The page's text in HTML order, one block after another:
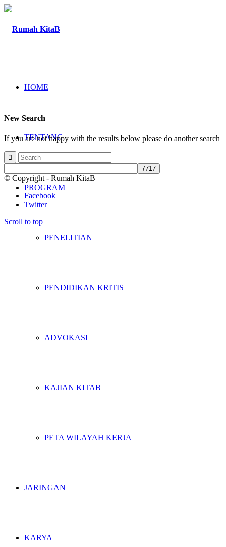
HOME
TENTANG
PROGRAM
PENELITIAN
PENDIDIKAN KRITIS
ADVOKASI
KAJIAN KITAB
PETA WILAYAH KERJA
JARINGAN
KARYA
New Search
If you are not happy with the results below please do another search
© Copyright - Rumah KitaB
Facebook
Twitter
Scroll to top